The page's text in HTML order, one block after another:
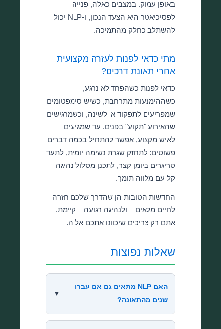
באופן עמוק. במצבים כאלה, פנייה
לפסיכיאטר היא הצעד הנכון, ו-NLP יכול
להשתלב כחלק מהתמיכה.
מתי כדאי לפנות לעזרה מקצועית
אחרי תאונת דרכים?
כדאי לפנות כשהפחד לא נרגע,
כשההימנעות מתרחבת, כשיש סימפטומים
שמפריעים לתפקוד או לשינה, וכשמרגישים
שהאירוע "תקוע" בפנים. עד שמגיעים
לאיש מקצוע, אפשר להתחיל בכמה דברים
פשוטים: לתחזק שגרת נשימה יומית, לתעד
טריגרים ביומן קצר, לתכנן מסלול נהיגה
קל עם מלווה תומך.
החדשות הטובות הן שהדרך שלכם חזרה
לחיים מלאים – ולנהיגה רגועה – קיימת.
אתם רק צריכים שיכוונו אתכם אליה.
שאלות נפוצות
האם NLP מתאים גם אם עברו
שנים מהתאונה?
▼